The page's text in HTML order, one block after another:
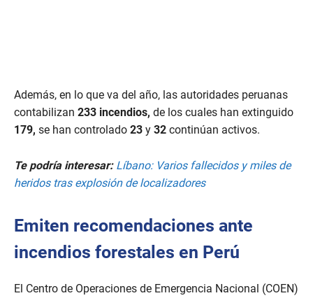
Además, en lo que va del año, las autoridades peruanas
contabilizan 233 incendios, de los cuales han extinguido
179, se han controlado 23 y 32 continúan activos.
Te podría interesar: Líbano: Varios fallecidos y miles de
heridos tras explosión de localizadores
Emiten recomendaciones ante
incendios forestales en Perú
El Centro de Operaciones de Emergencia Nacional (COEN)